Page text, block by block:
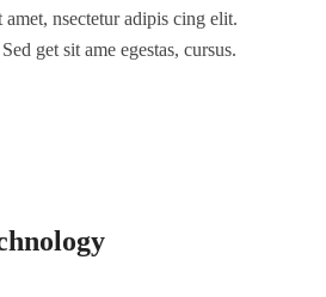
nsectetur adipis cing elit.
get sit ame egestas, cursus.